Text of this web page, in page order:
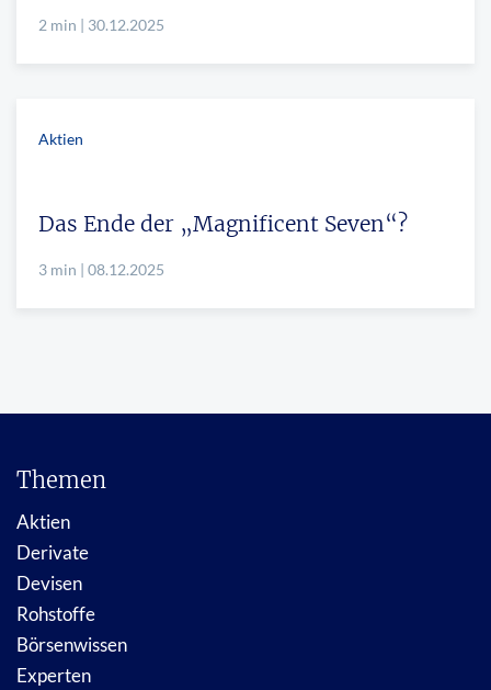
2 min | 30.12.2025
Aktien
Das Ende der „Magnificent Seven“?
3 min | 08.12.2025
Themen
Aktien
Derivate
Devisen
Rohstoffe
Börsenwissen
Experten